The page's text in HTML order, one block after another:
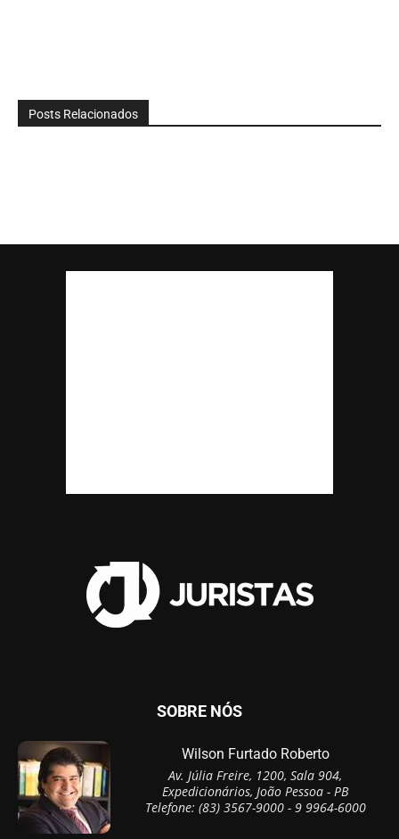
Posts Relacionados
SOBRE NÓS
Wilson Furtado Roberto
Av. Júlia Freire, 1200, Sala 904,
Expedicionários, João Pessoa - PB
Telefone: (83) 3567-9000 - 9 9964-6000